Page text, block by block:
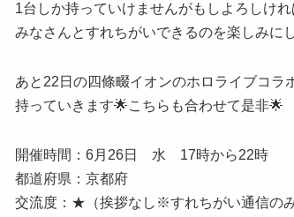
1台しか持っていけませんがもしよろしけ
みなさんとすれちがいできるのを楽しみに
あと22日の四條畷イオンのホロライブコラ
持っていきます🌟こちらも合わせて是非🌟
開催時間：6月26日 水 17時から22時
都道府県：京都府
交流度：★（挨拶なし※すれちがい通信のみ